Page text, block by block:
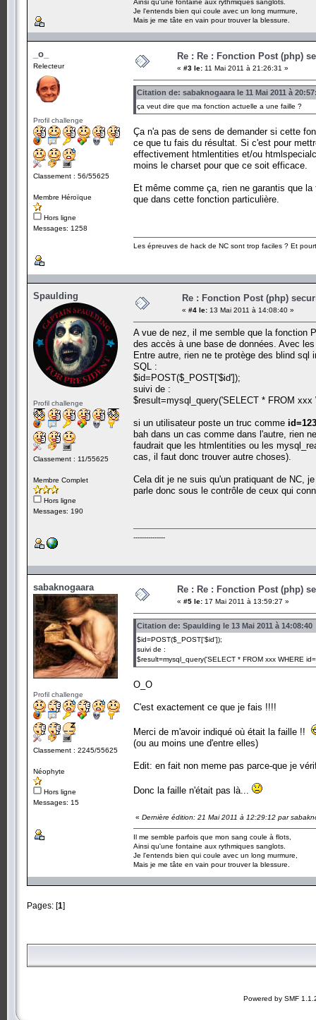
Ainsi qu'une fontaine aux rythmiques sanglots.
Je l'entends bien qui coule avec un long murmure,
Mais je me tâte en vain pour trouver la blessure.
_o_
Relecteur
Profil challenge
Classement : 56/55625
Membre Héroïque
Hors ligne
Messages: 1258
Re : Re : Fonction Post (php)
« #3 le: 11 Mai 2011 à 21:26:31 »
Citation de: sabaknogaara le 11 Mai 2011 à
ça veut dire que ma fonction actuelle a une faille ?
Ça n'a pas de sens de demander si cette
ce que tu fais du résultat. Si c'est pour
effectivement htmlentities et/ou
moins le charset pour que ce soit efficace.
Et même comme ça, rien ne garantis que
que dans cette fonction particulière.
Les épreuves de hack de NC sont trop faciles ? Et
Spaulding
Profil challenge
Classement : 11/55625
Membre Complet
Hors ligne
Messages: 190
Re : Fonction Post (php)
« #4 le: 13 Mai 2011 à 14:08:40 »
A vue de nez, il me semble que la fonction
des accès à une base de données. Avec
Entre autre, rien ne te protège des blind
SQL :
$id=POST($_POST['$id']);
suivi de :
$result=mysql_query('SELECT * FROM xxx
si un utilisateur poste un truc comme
bah dans un cas comme dans l'autre, rien
faudrait que les htmlentities ou les
cas, il faut donc trouver autre choses).
Cela dit je ne suis qu'un pratiquant de NC,
parle donc sous le contrôle de ceux qui
---------------
sabaknogaara
Profil challenge
Classement : 2245/55625
Néophyte
Hors ligne
Messages: 15
Re : Re : Fonction Post (php)
« #5 le: 17 Mai 2011 à 13:59:27 »
Citation de: Spaulding le 13 Mai 2011 à 14:08:40
$id=POST($_POST['$id']);
suivi de :
$result=mysql_query('SELECT * FROM xxx WHERE
O_O
C'est exactement ce que je fais !!!!
Merci de m'avoir indiqué où était la faille !!
(ou au moins une d'entre elles)
Edit: en fait non meme pas parce-que je
Donc la faille n'était pas là...
« Dernière édition: 21 Mai 2011 à 12:29:12 par
Il me semble parfois que mon sang coule à flots,
Ainsi qu'une fontaine aux rythmiques sanglots.
Je l'entends bien qui coule avec un long murmure,
Mais je me tâte en vain pour trouver la blessure.
Pages: [1]
Powered by SMF